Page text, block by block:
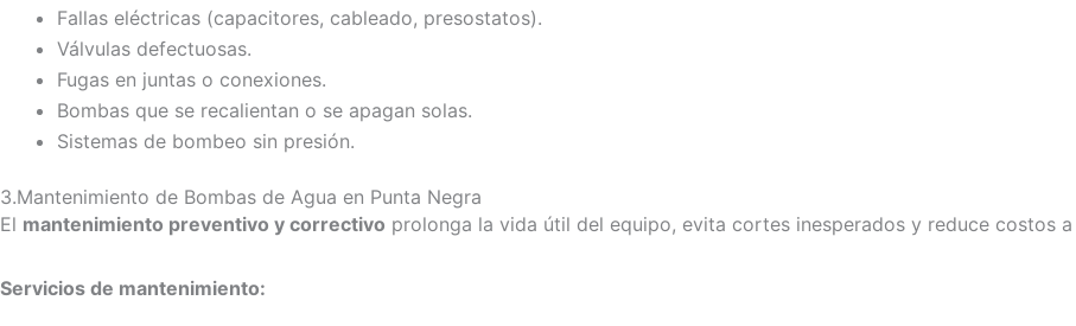
Fallas eléctricas (capacitores, cableado, presostatos).
Válvulas defectuosas.
Fugas en juntas o conexiones.
Bombas que se recalientan o se apagan solas.
Sistemas de bombeo sin presión.
3.Mantenimiento de Bombas de Agua en Punta Negra
El mantenimiento preventivo y correctivo prolonga la vida útil del equipo, evita cortes inesperados y reduce costos
Servicios de mantenimiento: